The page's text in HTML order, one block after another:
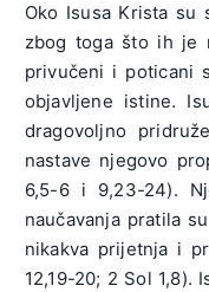
Oko Isusa Krista
zbog toga što ih je
privučeni i poticani
objavljene istine.
dragovoljno
nastave njegovo
6,5-6 i 9,23-24).
naučavanja pratila
nikakva prijetnja i
12,19-20; 2 Sol 1,8).